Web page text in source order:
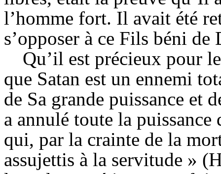
l’homme fort. Il avait été
s’opposer à ce Fils béni de
Qu’il est précieux pour
que Satan est un ennemi
de Sa grande puissance et
a annulé toute la
qui, par la crainte de la
assujettis à la servitude »